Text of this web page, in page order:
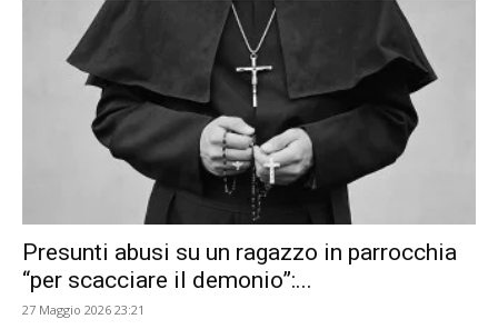
Presunti abusi su un ragazzo in parrocchia
“per scacciare il demonio”:...
27 Maggio 2026 23:21